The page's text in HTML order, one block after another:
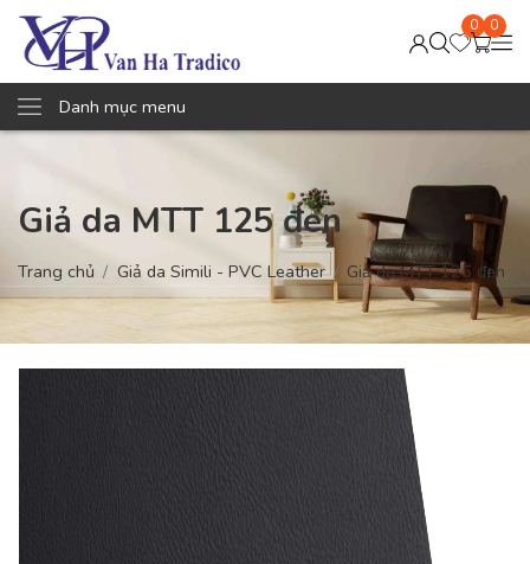
0 0
Danh mục menu
Giả da MTT 125 đen
Trang chủ Giả da Simili - PVC Leather Giả da MTT 125 đen